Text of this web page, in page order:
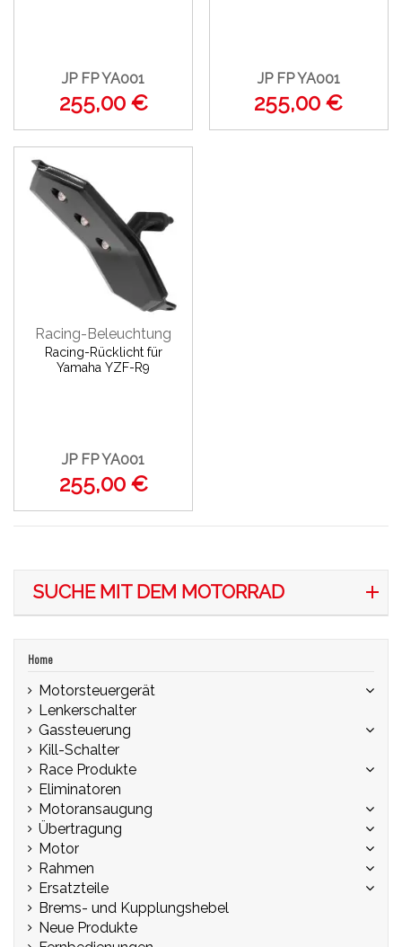
JP FP YA001
255,00 €
JP FP YA001
255,00 €
Racing-Beleuchtung
Racing-Rücklicht für
Yamaha YZF-R9
JP FP YA001
255,00 €
SUCHE MIT DEM MOTORRAD
Home
Motorsteuergerät
Lenkerschalter
Gassteuerung
Kill-Schalter
Race Produkte
Eliminatoren
Motoransaugung
Übertragung
Motor
Rahmen
Ersatzteile
Brems- und Kupplungshebel
Neue Produkte